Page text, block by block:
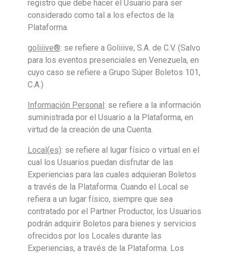
registro que debe hacer el Usuario para ser
considerado como tal a los efectos de la
Plataforma.
goliiive®: se refiere a Goliiive, S.A. de C.V. (Salvo
para los eventos presenciales en Venezuela, en
cuyo caso se refiere a Grupo Súper Boletos 101,
C.A.)
Información Personal : se refiere a la información
suministrada por el Usuario a la Plataforma, en
virtud de la creación de una Cuenta.
Local(es): se refiere al lugar físico o virtual en el
cual los Usuarios puedan disfrutar de las
Experiencias para las cuales adquieran Boletos
a través de la Plataforma. Cuando el Local se
refiera a un lugar físico, siempre que sea
contratado por el Partner Productor, los Usuarios
podrán adquirir Boletos para bienes y servicios
ofrecidos por los Locales durante las
Experiencias, a través de la Plataforma. Los